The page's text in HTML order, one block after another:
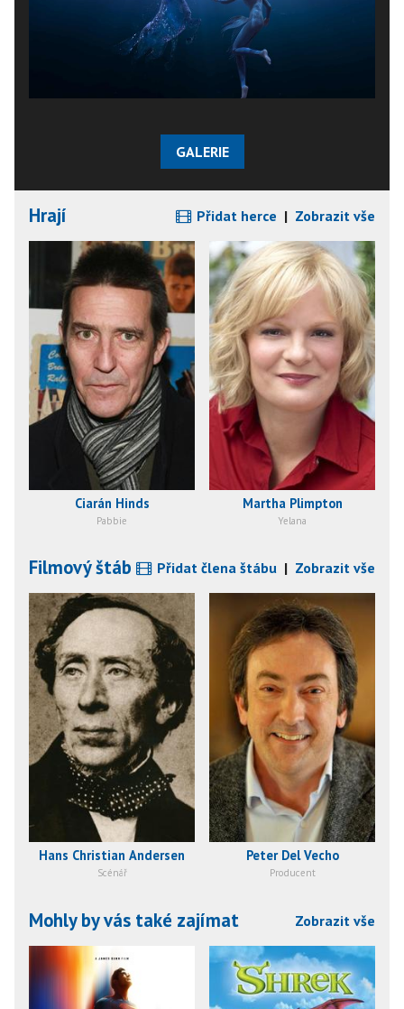
GALERIE
Hrají Přidat herce | Zobrazit vše
Ciarán Hinds
Pabbie
Martha Plimpton
Yelana
Filmový štáb Přidat člena štábu | Zobrazit vše
Hans Christian Andersen
Scénář
Peter Del Vecho
Producent
Mohly by vás také zajímat Zobrazit vše